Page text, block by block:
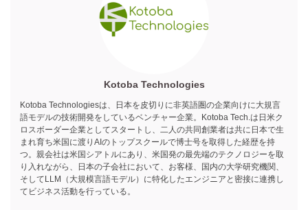
Kotoba Technologies
Kotoba Technologiesは、日本を皮切りに非英語圏の企業向けに大規言
語モデルの技術開発をしているベンチャー企業。Kotoba Tech.は日米ク
ロスボーダー企業としてスタートし、二人の共同創業者は共に日本で生
まれ育ち米国に渡りAIのトップスクールで博士号を取得した経歴を持
つ。親会社は米国シアトルにあり、米国発の最先端のテクノロジーを取
り入れながら、日本の子会社において、お客様、国内の大学研究機関、
そしてLLM（大規模言語モデル）に特化したエンジニアと密接に連携し
てビジネス活動を行っている。